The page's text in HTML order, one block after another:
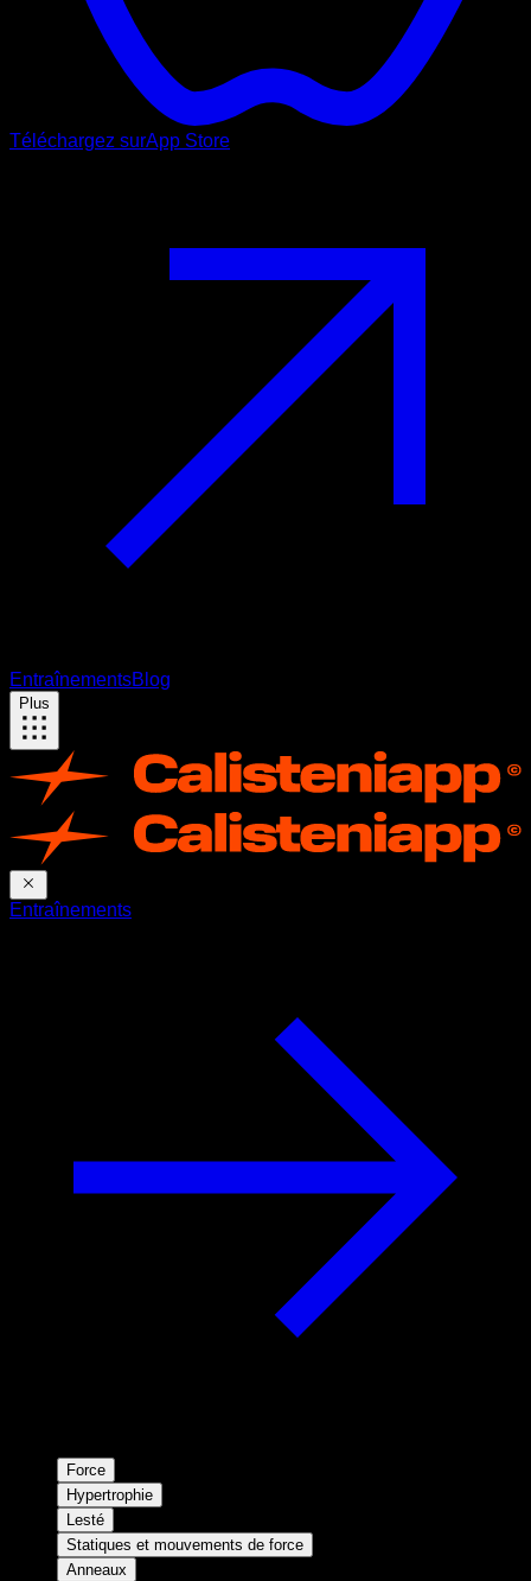
Téléchargez surApp Store
EntraînementsBlog
Plus
Entraînements
Force
Hypertrophie
Lesté
Statiques et mouvements de force
Anneaux